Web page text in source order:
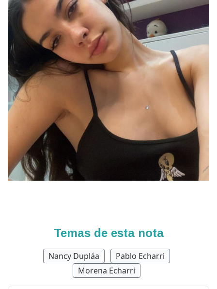
Temas de esta nota
Nancy Dupláa
Pablo Echarri
Morena Echarri